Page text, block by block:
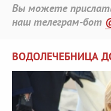
Вы можете
наш телеграм-бот
ВОДОЛЕЧЕБНИЦА